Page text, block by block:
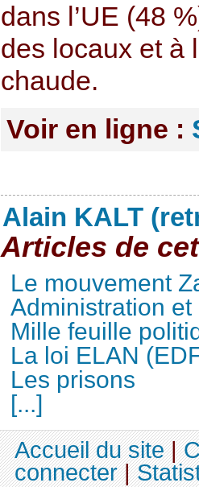
dans l’UE (48
des locaux et à
chaude.
Voir en ligne :
Alain KALT
Articles de
Le mouvement
Administration
Mille feuille
La loi ELAN
Les prisons
[...]
Accueil du site|
connecter|